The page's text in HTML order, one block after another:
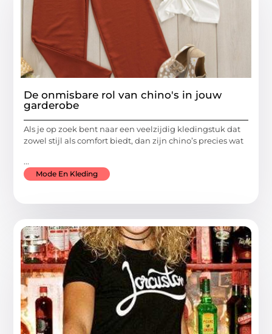
De onmisbare rol van chino's in jouw
garderobe
Als je op zoek bent naar een veelzijdig kledingstuk dat
zowel stijl als comfort biedt, dan zijn chino’s precies wat
...
Mode En Kleding